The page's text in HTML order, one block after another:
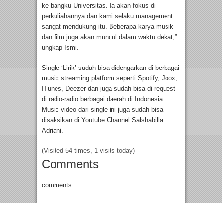
ke bangku Universitas. Ia akan fokus di
perkuliahannya dan kami selaku management
sangat mendukung itu. Beberapa karya musik
dan film juga akan muncul dalam waktu dekat,”
ungkap Ismi.
Single ‘Lirik’ sudah bisa didengarkan di berbagai
music streaming platform seperti Spotify, Joox,
ITunes, Deezer dan juga sudah bisa di-request
di radio-radio berbagai daerah di Indonesia.
Music video dari single ini juga sudah bisa
disaksikan di Youtube Channel Salshabilla
Adriani.
(Visited 54 times, 1 visits today)
Comments
comments